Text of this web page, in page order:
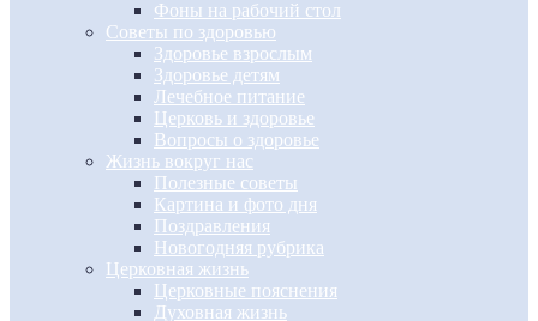
Фоны на рабочий стол
Советы по здоровью
Здоровье взрослым
Здоровье детям
Лечебное питание
Церковь и здоровье
Вопросы о здоровье
Жизнь вокруг нас
Полезные советы
Картина и фото дня
Поздравления
Новогодняя рубрика
Церковная жизнь
Церковные пояснения
Духовная жизнь